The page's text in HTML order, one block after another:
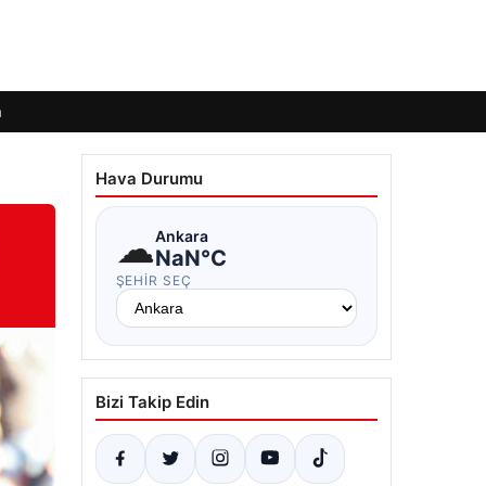
Hava Durumu
☁Ankara
NaN°C
ŞEHIR SEÇ
Bizi Takip Edin